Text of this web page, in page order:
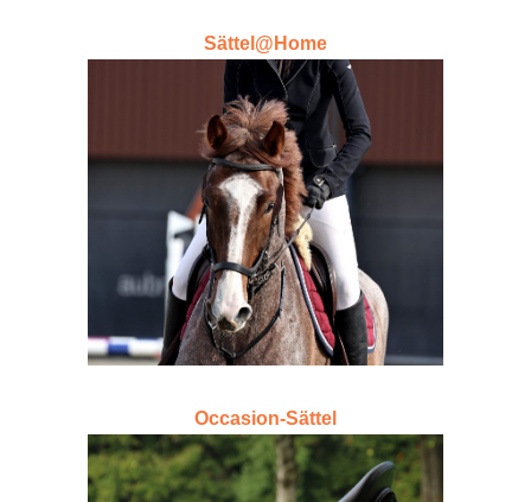
Sättel@Home
SÄTTEL@HOME
Unsere Auswahl an Occasion- und
Neu-Sättel bei Ihnen zu Hause
Occasion-Sättel